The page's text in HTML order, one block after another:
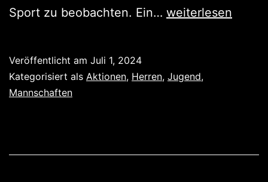
Sport zu beobachten. Ein… weiterlesen
Veröffentlicht am Juli 1, 2024
Kategorisiert als Aktionen, Herren, Jugend,
Mannschaften